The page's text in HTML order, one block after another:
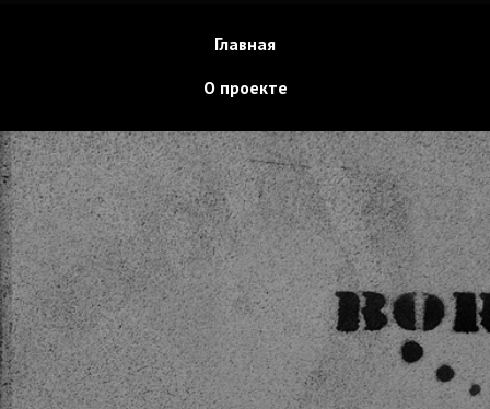
Главная
О проекте